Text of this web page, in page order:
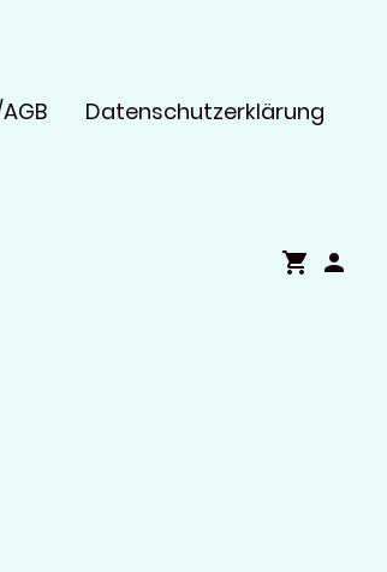
Datenschutzerklärung